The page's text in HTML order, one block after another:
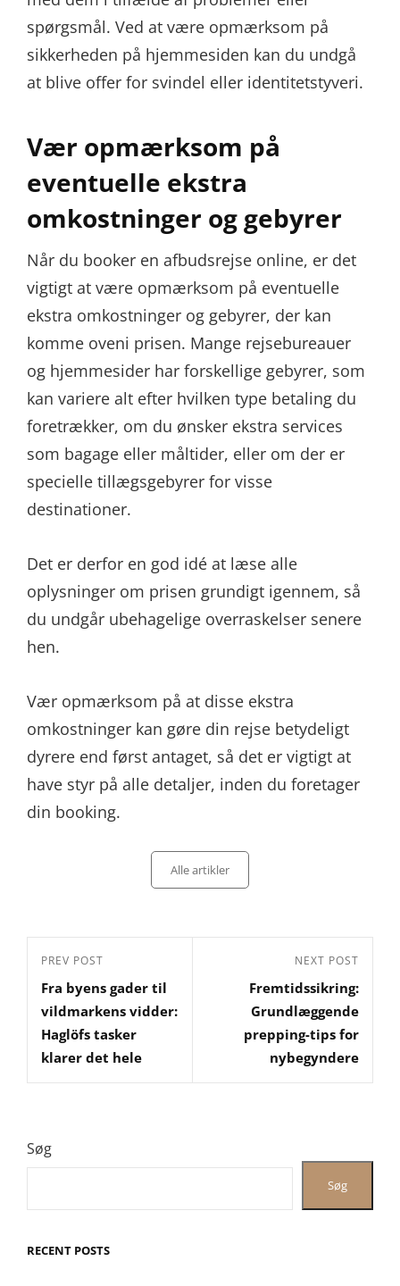
spørgsmål. Ved at være opmærksom på
sikkerheden på hjemmesiden kan du undgå
at blive offer for svindel eller identitetstyveri.
Vær opmærksom på
eventuelle ekstra
omkostninger og gebyrer
Når du booker en afbudsrejse online, er det
vigtigt at være opmærksom på eventuelle
ekstra omkostninger og gebyrer, der kan
komme oveni prisen. Mange rejsebureauer
og hjemmesider har forskellige gebyrer, som
kan variere alt efter hvilken type betaling du
foretrækker, om du ønsker ekstra services
som bagage eller måltider, eller om der er
specielle tillægsgebyrer for visse
destinationer.
Det er derfor en god idé at læse alle
oplysninger om prisen grundigt igennem, så
du undgår ubehagelige overraskelser senere
hen.
Vær opmærksom på at disse ekstra
omkostninger kan gøre din rejse betydeligt
dyrere end først antaget, så det er vigtigt at
have styr på alle detaljer, inden du foretager
din booking.
Categories
Alle artikler
Indlægsnavigation
Previous
Post
PREV POST
Fra byens gader til
vildmarkens vidder:
Haglöfs tasker
klarer det hele
Post
NEXT POST
Fremtidssikring:
Grundlæggende
prepping-tips for
nybegyndere
Søg
Søg
RECENT POSTS